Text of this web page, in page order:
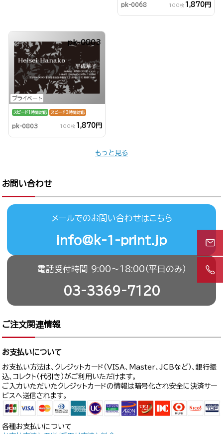
pk-0068 100枚 1,870円
プライベート
pk-0803
スピード1時間対応 スピード3時間対応
pk-0803 100枚 1,870円
もっと見る
お問い合わせ
メールでのお問い合わせはこちら
info@k-1-print.jp
電話受付時間 9:00〜18:00（平日のみ）
03-3369-7120
ご注文関連情報
お支払いについて
お支払い方法は、クレジットカード（VISA、Master、JCBなど）、銀行振
込、コレクト（代引き）がご利用いただけます。
ご入力いただいたクレジットカードの情報は暗号化され安全に決済サー
ビスへ送信されます。
各種お支払いについて